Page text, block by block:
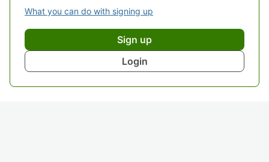
What you can do with signing up
Sign up
Login